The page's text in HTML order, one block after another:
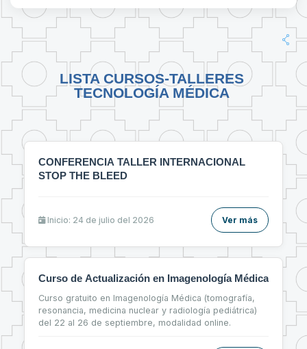
LISTA CURSOS-TALLERES
TECNOLOGÍA MÉDICA
CONFERENCIA TALLER INTERNACIONAL
STOP THE BLEED
Inicio: 24 de julio del 2026 Ver más
Curso de Actualización en Imagenología Médica
Curso gratuito en Imagenología Médica (tomografía,
resonancia, medicina nuclear y radiología pediátrica)
del 22 al 26 de septiembre, modalidad online.